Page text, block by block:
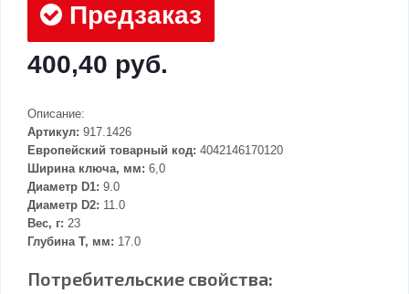
Предзаказ
400,40 руб.
Описание:
Артикул: 917.1426
Европейский товарный код: 4042146170120
Ширина ключа, мм: 6,0
Диаметр D1: 9.0
Диаметр D2: 11.0
Вес, г: 23
Глубина Т, мм: 17.0
Потребительские свойства: